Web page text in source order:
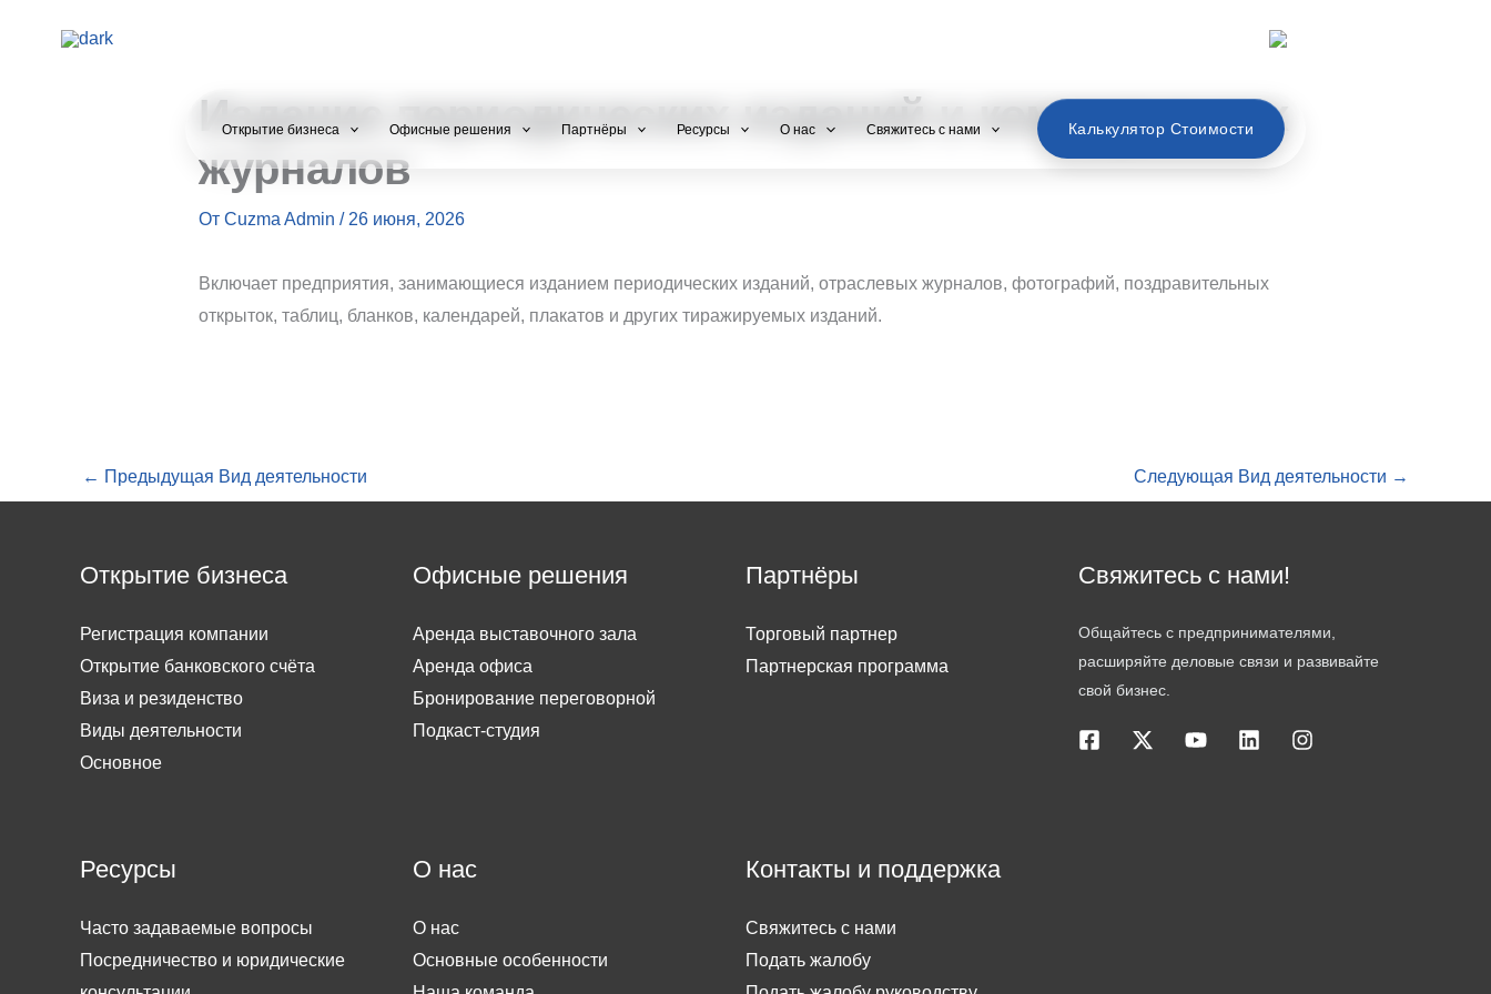
Открытие бизнеса Офисные решения Партнёры Ресурсы О нас Свяжитесь с нами Калькулятор Стоимости
Издание периодических изданий и коммерческих
журналов
От Cuzma Admin / 26 июня, 2026
Включает предприятия, занимающиеся изданием периодических изданий, отраслевых журналов, фотографий, поздравительных
открыток, таблиц, бланков, календарей, плакатов и других тиражируемых изданий.
← Предыдущая Вид деятельности Следующая Вид деятельности →
Открытие бизнеса
Регистрация компании
Открытие банковского счёта
Виза и резиденство
Виды деятельности
Основное
Офисные решения
Аренда выставочного зала
Аренда офиса
Бронирование переговорной
Подкаст-студия
Партнёры
Торговый партнер
Партнерская программа
Свяжитесь с нами!
Общайтесь с предпринимателями,
расширяйте деловые связи и развивайте
свой бизнес.
Ресурсы
Часто задаваемые вопросы
Посредничество и юридические
О нас
О нас
Основные особенности
Контакты и поддержка
Свяжитесь с нами
Подать жалобу